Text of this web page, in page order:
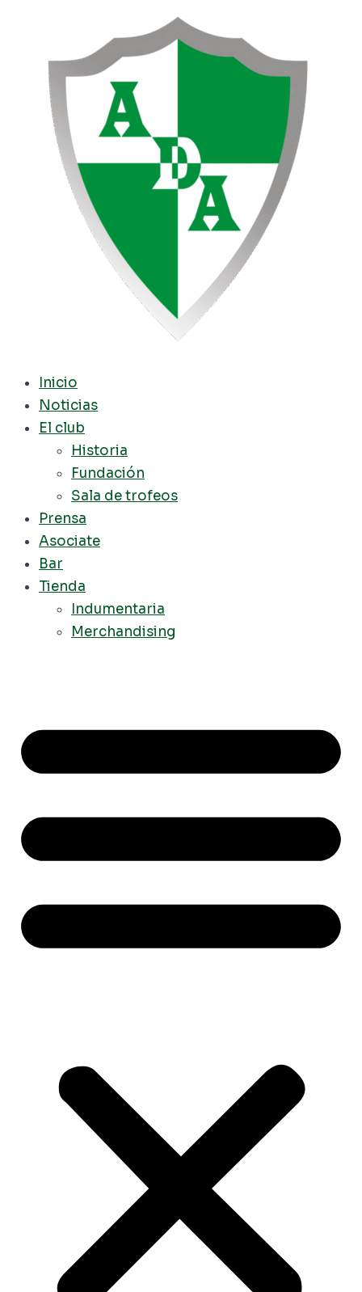
contenido
Inicio
Noticias
El club
Historia
Fundación
Sala de trofeos
Prensa
Asociate
Bar
Tienda
Indumentaria
Merchandising